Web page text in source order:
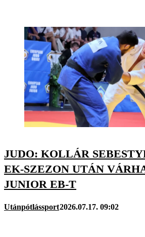
JUDO: KOLLÁR
EK-SZEZON UTÁN
JUNIOR EB-T
Utánpótlássport2026.07.17. 09:02